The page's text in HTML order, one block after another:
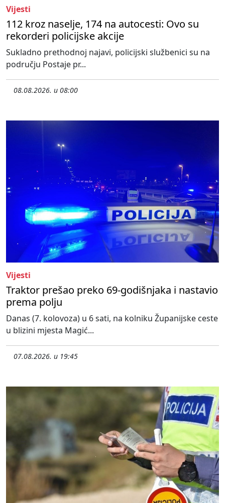
Vijesti
112 kroz naselje, 174 na autocesti: Ovo su
rekorderi policijske akcije
Sukladno prethodnoj najavi, policijski službenici su na
području Postaje pr...
08.08.2026. u 08:00
Vijesti
Traktor prešao preko 69-godišnjaka i nastavio
prema polju
Danas (7. kolovoza) u 6 sati, na kolniku Županijske ceste
u blizini mjesta Magić...
07.08.2026. u 19:45